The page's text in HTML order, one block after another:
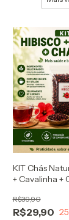
KIT Chás
+ Cavalinha +
R$29,90
R$39,90
25